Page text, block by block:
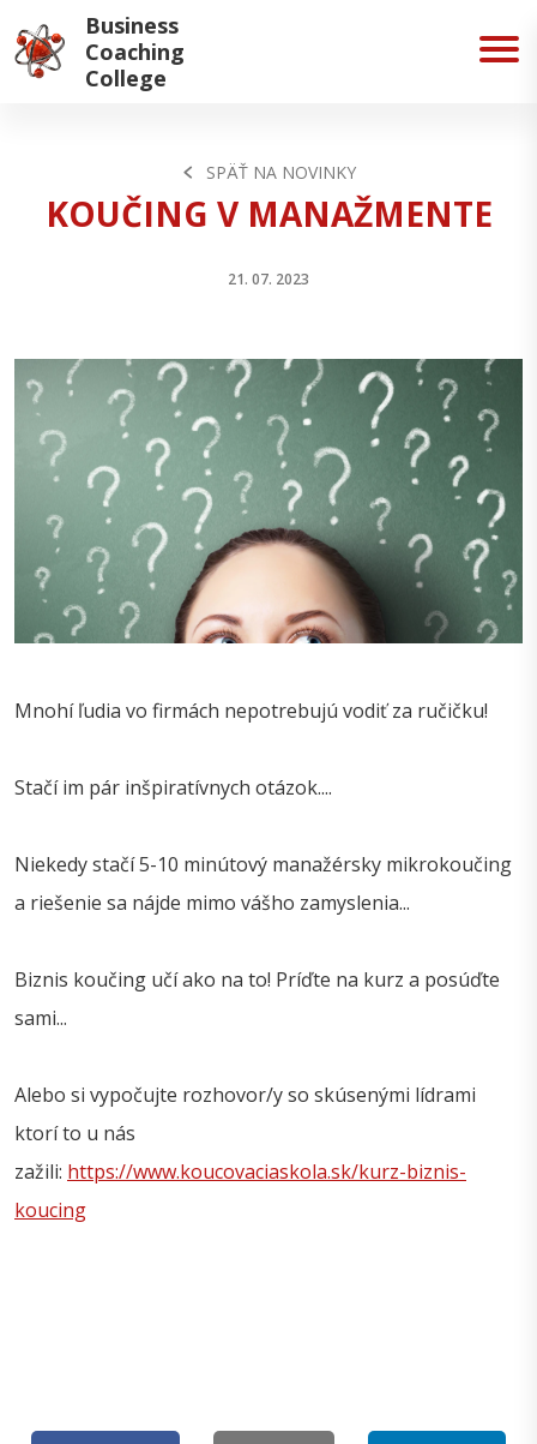
Business
Coaching
College
SPÄŤ NA NOVINKY
KOUČING V MANAŽMENTE
21. 07. 2023
Mnohí ľudia vo firmách nepotrebujú vodiť za ručičku!
Stačí im pár inšpiratívnych otázok....
Niekedy stačí 5-10 minútový manažérsky mikrokoučing
a riešenie sa nájde mimo vášho zamyslenia...
Biznis koučing učí ako na to! Príďte na kurz a posúďte
sami...
Alebo si vypočujte rozhovor/y so skúsenými lídrami
ktorí to u nás
zažili: https://www.koucovaciaskola.sk/kurz-biznis-
koucing